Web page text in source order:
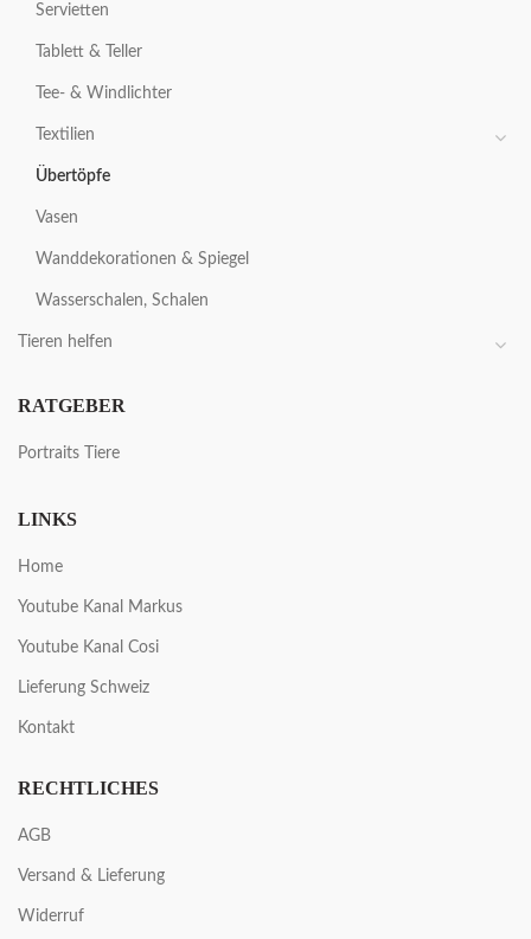
Servietten
Tablett & Teller
Tee- & Windlichter
Textilien
Übertöpfe
Vasen
Wanddekorationen & Spiegel
Wasserschalen, Schalen
Tieren helfen
RATGEBER
Portraits Tiere
LINKS
Home
Youtube Kanal Markus
Youtube Kanal Cosi
Lieferung Schweiz
Kontakt
RECHTLICHES
AGB
Versand & Lieferung
Widerruf